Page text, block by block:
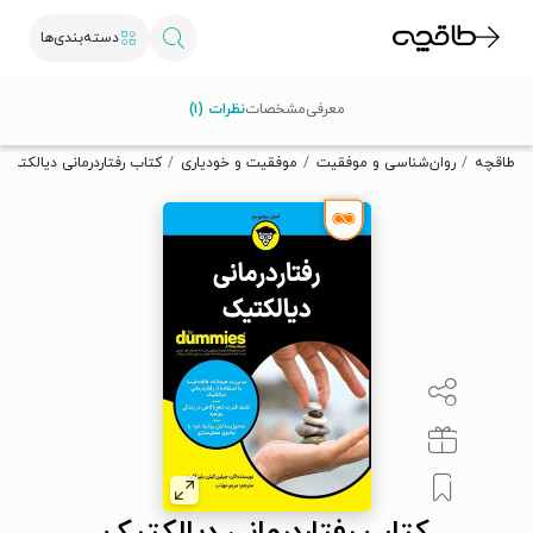
دسته‌بندی‌ها
تخفیف از طاقچه دریافت کن.
طاقچه روان‌شناسی و موفقیت موفقیت و خودیاری کتاب رفتاردرمانی
معرفیمشخصاتنظرات (۱)